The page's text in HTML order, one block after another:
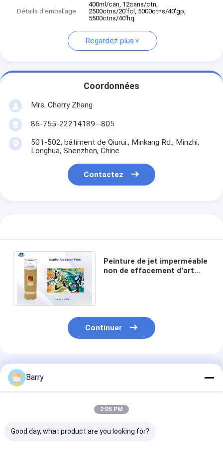
Détails d'emballage
400ml/can, 12cans/ctn,
2500ctns/20'fcl, 5000ctns/40'gp,
5500ctns/40'hq
Regardez plus
Coordonnées
Mrs. Cherry Zhang
86-755-22214189--805
501-502, bâtiment de Qiurui., Minkang Rd., Minzhi,
Longhua, Shenzhen, Chine
Contactez
Peinture de jet imperméable
non de effacement d'art
Continuer
Produits Recommandés
Barry
2:05 PM
Good day, what product are you looking for?